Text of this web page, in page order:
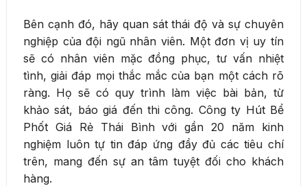
Bên cạnh đó, hãy quan sát thái độ và sự chuyên
nghiệp của đội ngũ nhân viên. Một đơn vị uy tín
sẽ có nhân viên mặc đồng phục, tư vấn nhiệt
tình, giải đáp mọi thắc mắc của bạn một cách rõ
ràng. Họ sẽ có quy trình làm việc bài bản, từ
khảo sát, báo giá đến thi công. Công ty Hút Bể
Phốt Giá Rẻ Thái Bình với gần 20 năm kinh
nghiệm luôn tự tin đáp ứng đầy đủ các tiêu chí
trên, mang đến sự an tâm tuyệt đối cho khách
hàng.